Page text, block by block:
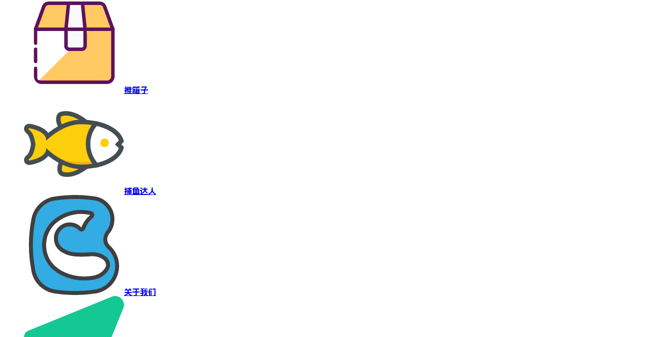
推箱子
捕鱼达人
关于我们